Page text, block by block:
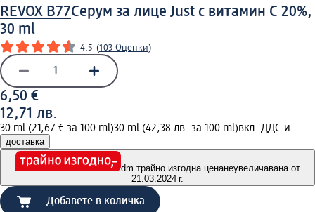
REVOX B77Серум за лице Just с витамин С 20%,
30 ml
4.5 (103 Оценки)
6,50 €
12,71 лв.
30 ml (21,67 € за 100 ml)30 ml (42,38 лв. за 100 ml)вкл. ДДС и
доставка
dm трайно изгодна ценанеувеличавана от
21.03.2024 г.
Добавете в количка